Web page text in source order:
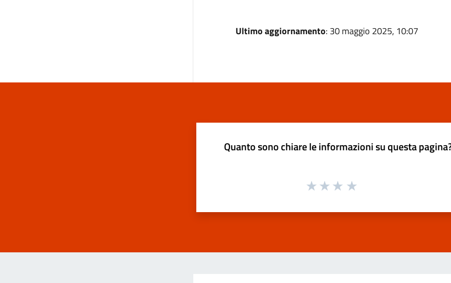
Ultimo aggiornamento: 30 maggio 2025, 10:07
Quanto sono chiare le informazioni su questa